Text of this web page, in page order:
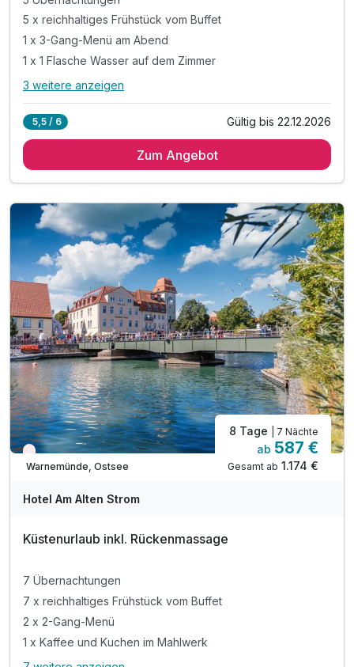
5 x reichhaltiges Frühstück vom Buffet
1 x 3-Gang-Menü am Abend
1 x 1 Flasche Wasser auf dem Zimmer
Alle Inklusivleistungen
5 x reichhaltiges Frühstück vom Buffet
1 x Frische-Kick-Gesichtsbehandlung
1 x Moorpackung und Rückenmassage
1 x Fuß-Reflexzonenmassage
3 weitere anzeigen
5,5 / 6 Gültig bis 22.12.2026
Zum Angebot
Wieder frei ab September
Warnemünde, Ostsee
8 Tage | 7 Nächte
ab 587 €
Gesamt ab 1.174 €
Hotel Am Alten Strom
Küstenurlaub inkl. Rückenmassage
7 Übernachtungen
7 x reichhaltiges Frühstück vom Buffet
2 x 2-Gang-Menü
1 x Kaffee und Kuchen im Mahlwerk